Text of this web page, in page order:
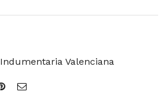
Indumentaria Valenciana